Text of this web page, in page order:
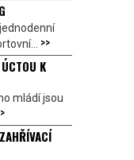
>>
K
mládí jsou